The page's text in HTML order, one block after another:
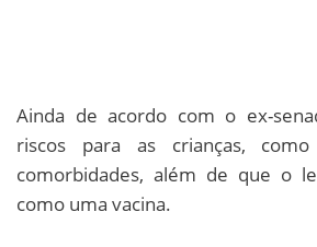
Ainda de acordo com o ex-
riscos para as crianças,
comorbidades, além de que o
como uma vacina.